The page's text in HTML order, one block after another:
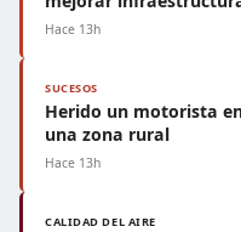
Hace 13h
SUCESOS
Herido un motorista
una zona rural
Hace 13h
CALIDAD DEL AIRE